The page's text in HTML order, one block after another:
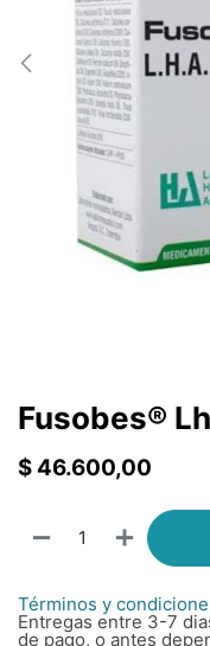
Fusobes®
$46.600,00
Términos y
Entregas entre 3-7
de pago, o antes